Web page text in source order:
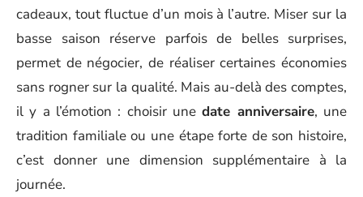
cadeaux, tout fluctue d’un mois à l’autre. Miser sur la
basse saison réserve parfois de belles surprises,
permet de négocier, de réaliser certaines économies
sans rogner sur la qualité. Mais au-delà des comptes,
il y a l’émotion : choisir unedate anniversaire, une
tradition familiale ou une étape forte de son histoire,
c’est donner une dimension supplémentaire à la
journée.